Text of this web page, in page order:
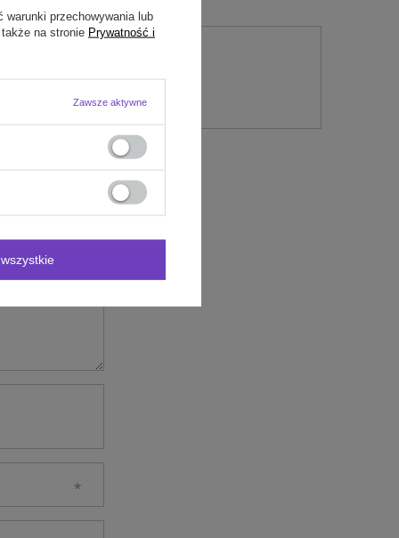
warunki przechowywania lub
na stronie Prywatność i
Zawsze aktywne